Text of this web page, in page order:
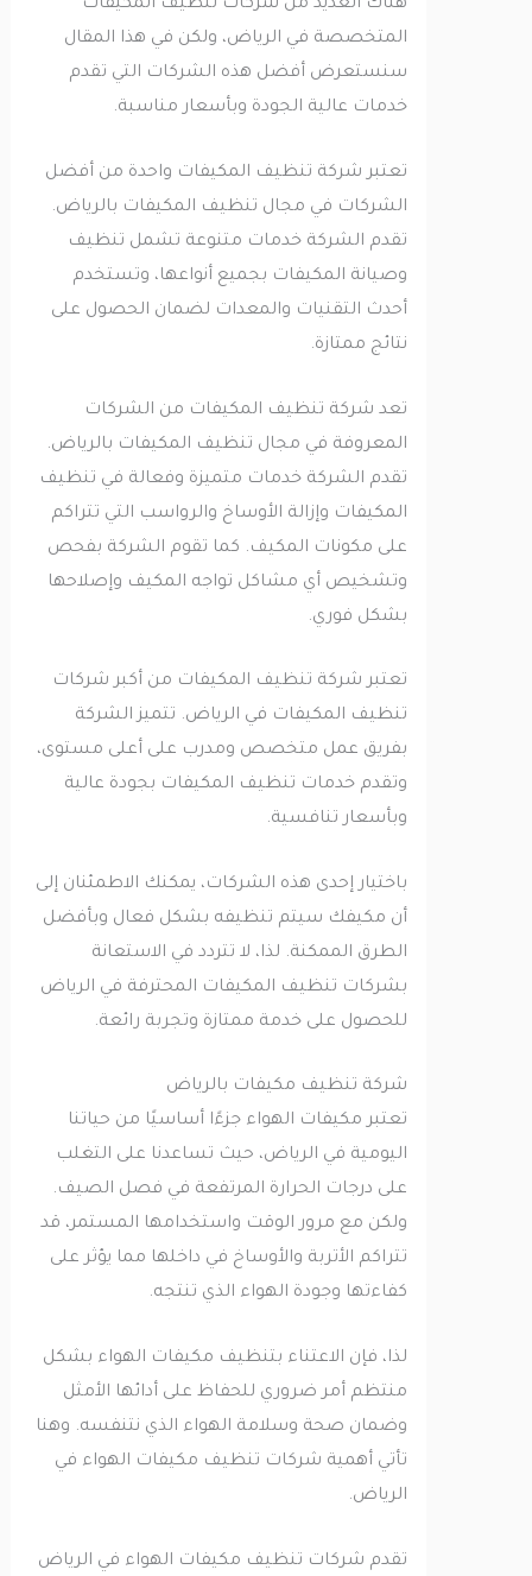
هناك العديد من شركات تنظيف المكيفات
المتخصصة في الرياض، ولكن في هذا المقال
سنستعرض أفضل هذه الشركات التي تقدم
خدمات عالية الجودة وبأسعار مناسبة.
تعتبر شركة تنظيف المكيفات واحدة من أفضل
الشركات في مجال تنظيف المكيفات بالرياض.
تقدم الشركة خدمات متنوعة تشمل تنظيف
وصيانة المكيفات بجميع أنواعها، وتستخدم
أحدث التقنيات والمعدات لضمان الحصول على
نتائج ممتازة.
تعد شركة تنظيف المكيفات من الشركات
المعروفة في مجال تنظيف المكيفات بالرياض.
تقدم الشركة خدمات متميزة وفعالة في تنظيف
المكيفات وإزالة الأوساخ والرواسب التي تتراكم
على مكونات المكيف. كما تقوم الشركة بفحص
وتشخيص أي مشاكل تواجه المكيف وإصلاحها
بشكل فوري.
تعتبر شركة تنظيف المكيفات من أكبر شركات
تنظيف المكيفات في الرياض. تتميز الشركة
بفريق عمل متخصص ومدرب على أعلى مستوى،
وتقدم خدمات تنظيف المكيفات بجودة عالية
وبأسعار تنافسية.
باختيار إحدى هذه الشركات، يمكنك الاطمئنان إلى
أن مكيفك سيتم تنظيفه بشكل فعال وبأفضل
الطرق الممكنة. لذا، لا تتردد في الاستعانة
بشركات تنظيف المكيفات المحترفة في الرياض
للحصول على خدمة ممتازة وتجربة رائعة.
شركة تنظيف مكيفات بالرياض
تعتبر مكيفات الهواء جزءًا أساسيًا من حياتنا
اليومية في الرياض، حيث تساعدنا على التغلب
على درجات الحرارة المرتفعة في فصل الصيف.
ولكن مع مرور الوقت واستخدامها المستمر، قد
تتراكم الأتربة والأوساخ في داخلها مما يؤثر على
كفاءتها وجودة الهواء الذي تنتجه.
لذا، فإن الاعتناء بتنظيف مكيفات الهواء بشكل
منتظم أمر ضروري للحفاظ على أدائها الأمثل
وضمان صحة وسلامة الهواء الذي نتنفسه. وهنا
تأتي أهمية شركات تنظيف مكيفات الهواء في
الرياض.
تقدم شركات تنظيف مكيفات الهواء في الرياض